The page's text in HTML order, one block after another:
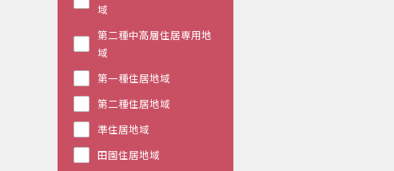
域
第二種中高層住居専用地
域
第一種住居地域
第二種住居地域
準住居地域
田園住居地域